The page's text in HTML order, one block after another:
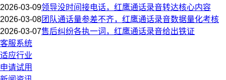
2026-03-09领导没时间接电话，红鹰通话录音转达核心内容
2026-03-08团队通话量参差不齐，红鹰通话录音数据量化考核
2026-03-07售后纠纷各执一词，红鹰通话录音给出铁证
客服系统
适应行业
申请试用